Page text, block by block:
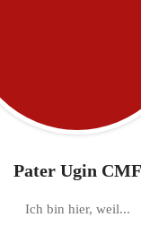
Pater Ugin CMF
Ich bin hier, weil...